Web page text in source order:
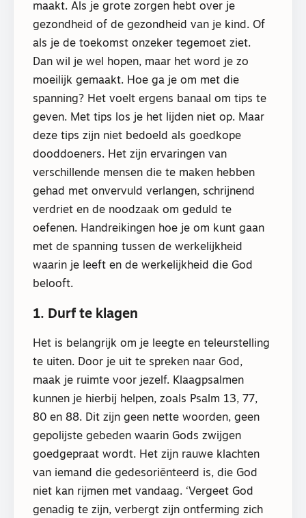
maakt. Als je grote zorgen hebt over je
gezondheid of de gezondheid van je kind. Of
als je de toekomst onzeker tegemoet ziet.
Dan wil je wel hopen, maar het word je zo
moeilijk gemaakt. Hoe ga je om met die
spanning? Het voelt ergens banaal om tips te
geven. Met tips los je het lijden niet op. Maar
deze tips zijn niet bedoeld als goedkope
dooddoeners. Het zijn ervaringen van
verschillende mensen die te maken hebben
gehad met onvervuld verlangen, schrijnend
verdriet en de noodzaak om geduld te
oefenen. Handreikingen hoe je om kunt gaan
met de spanning tussen de werkelijkheid
waarin je leeft en de werkelijkheid die God
belooft.
1. Durf te klagen
Het is belangrijk om je leegte en teleurstelling
te uiten. Door je uit te spreken naar God,
maak je ruimte voor jezelf. Klaagpsalmen
kunnen je hierbij helpen, zoals Psalm 13, 77,
80 en 88. Dit zijn geen nette woorden, geen
gepolijste gebeden waarin Gods zwijgen
goedgepraat wordt. Het zijn rauwe klachten
van iemand die gedesoriënteerd is, die God
niet kan rijmen met vandaag. ‘Vergeet God
genadig te zijn, verbergt zijn ontferming zich